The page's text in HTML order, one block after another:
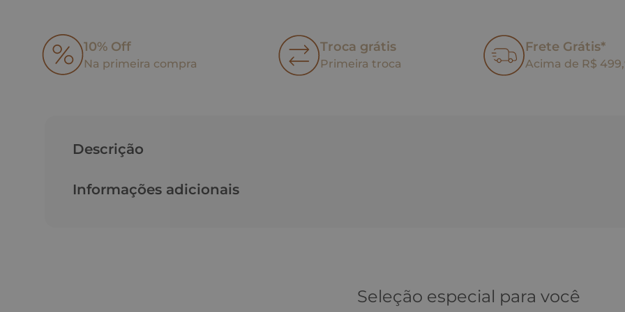
10% Off
Na primeira compra
Troca grátis
Primeira troca
Frete Grátis*
Acima de R$
Descrição
Informações adicionais
Seleção especial para você